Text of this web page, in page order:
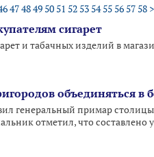
474849 50 51 52 53 54 55 56 57 58
сигарет
и табачных изделий в
объединяться в
генеральный примар
отметил, что составлено